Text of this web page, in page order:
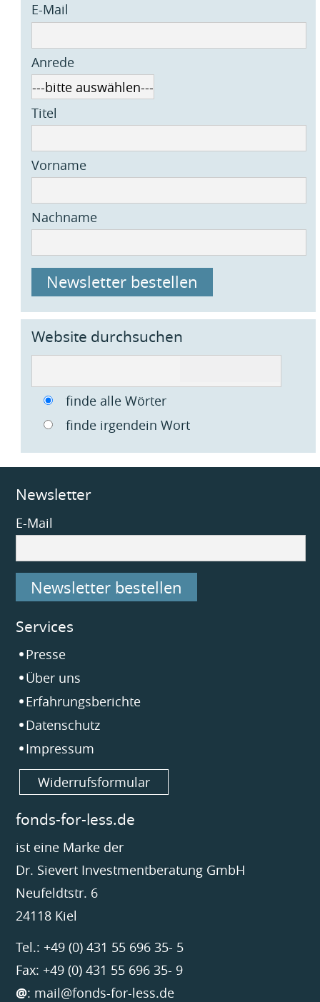
E-Mail
Anrede
Titel
Vorname
Nachname
Newsletter bestellen
Website durchsuchen
Suchbegriffe
Optionenfinde alle Wörter
finde irgendein Wort
Newsletter
E-Mail
Newsletter bestellen
Services
Navigation
überspringen
Presse
Über uns
Erfahrungsberichte
Datenschutz
Impressum
Widerrufsformular
fonds-for-less.de
ist eine Marke der
Dr. Sievert Investmentberatung GmbH
Neufeldtstr. 6
24118 Kiel
Tel.: +49 (0) 431 55 696 35- 5
Fax: +49 (0) 431 55 696 35- 9
@: mail@fonds-for-less.de